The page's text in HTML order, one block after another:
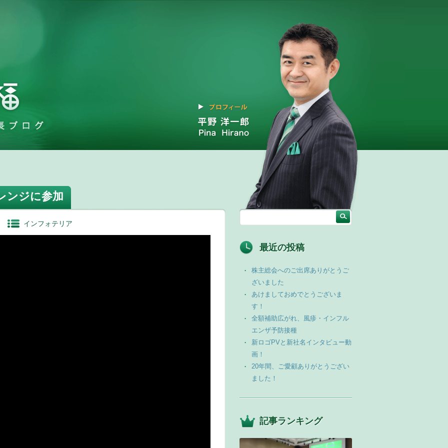
ンジに参加
インフォテリア
最近の投稿
株主総会へのご出席ありがとうご
ざいました
あけましておめでとうございま
す！
全額補助広がれ、風疹・インフル
エンザ予防接種
新ロゴPVと新社名インタビュー動
画！
20年間、ご愛顧ありがとうござい
ました！
記事ランキング